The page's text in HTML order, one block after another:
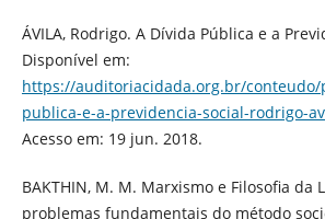
ÁVILA, Rodrigo. A Dívida Pública e a
Disponível em:
https://auditoriacidada.org.br/conteudo/
publica-e-a-previdencia-social-rodrigo-
Acesso em: 19 jun. 2018.
BAKTHIN, M. M. Marxismo e Filosofia da
problemas fundamentais do método